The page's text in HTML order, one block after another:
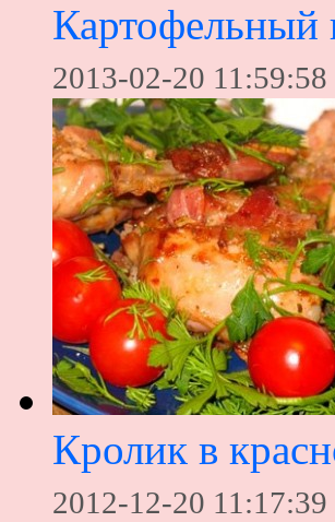
Картофельный
2013-02-20 11:59:58
Кролик в
2012-12-20 11:17:39